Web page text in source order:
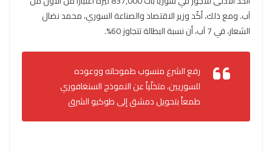
آب. ومع ذلك، أكّد وزير الاقتصاد والصناعة السوري، محمد نضال
الشعار، في 7 آب، أن نسبة البطالة تتجاوز 60%.
رفع الشرع منسوب طموحاته ووعوده
للسوريين، متخلّياً عن النموذج السنغافوري
طمعاً بتحويل دمشق إلى طوكيو الشرق